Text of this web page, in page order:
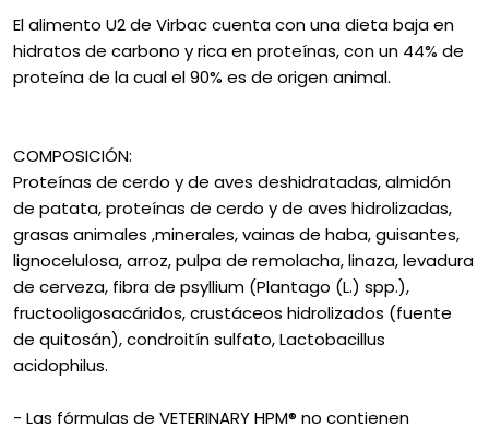
El alimento U2 de Virbac cuenta con una dieta baja en
hidratos de carbono y rica en proteínas, con un 44% de
proteína de la cual el 90% es de origen animal.
COMPOSICIÓN:
Proteínas de cerdo y de aves deshidratadas, almidón
de patata, proteínas de cerdo y de aves hidrolizadas,
grasas animales ,minerales, vainas de haba, guisantes,
lignocelulosa, arroz, pulpa de remolacha, linaza, levadura
de cerveza, fibra de psyllium (Plantago (L.) spp.),
fructooligosacáridos, crustáceos hidrolizados (fuente
de quitosán), condroitín sulfato, Lactobacillus
acidophilus.
- Las fórmulas de VETERINARY HPM® no contienen